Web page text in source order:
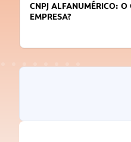
CNPJ ALFANUMÉRICO:
EMPRESA?